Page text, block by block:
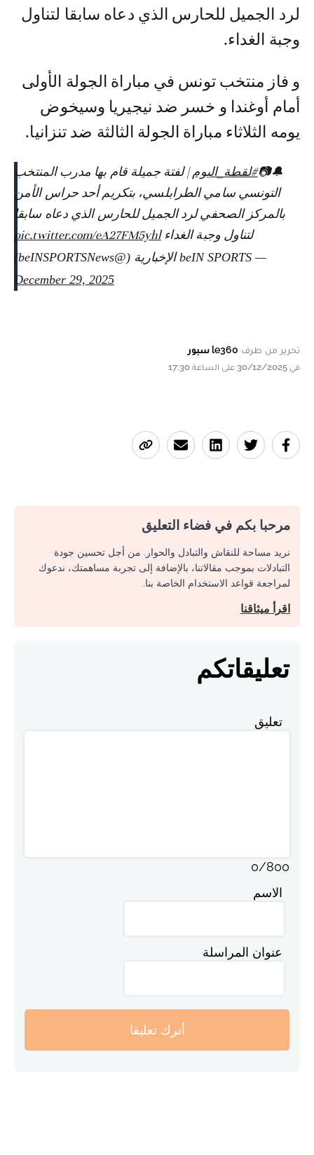
لرد الجميل للحارس الذي دعاه سابقا لتناول
وجبة الغداء.
و فاز منتخب تونس في مباراة الجولة الأولى
أمام أوغندا و خسر ضد نيجيريا وسيخوض
يومه الثلاثاء مباراة الجولة الثالثة ضد تنزانيا.
🔔📷#لقطة_اليوم| لفتة جميلة قام بها مدرب المنتخب
التونسي سامي الطرابلسي، بتكريم أحد حراس الأمن
بالمركز الصحفي لرد الجميل للحارس الذي دعاه سابقا
لتناول وجبة الغداءpic.twitter.com/eA27FM5yhl
— beIN SPORTS الإخبارية (@beINSPORTSNews)
December 29, 2025
تحرير من طرف le360 سبور
في 30/12/2025 على الساعة 17:30
مرحبا بكم في فضاء التعليق
نريد مساحة للنقاش والتبادل والحوار. من أجل تحسين جودة
التبادلات بموجب مقالاتنا، بالإضافة إلى تجربة مساهمتك، ندعوك
لمراجعة قواعد الاستخدام الخاصة بنا.
اقرأ ميثاقنا
تعليقاتكم
تعليق
0/800
الاسم
عنوان المراسلة
أترك تعليقا